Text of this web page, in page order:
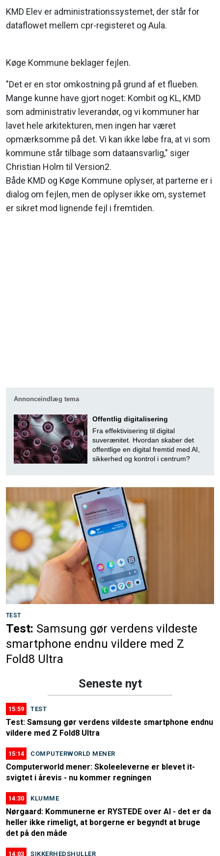
KMD Elev er administrationssystemet, der står for
dataflowet mellem cpr-registeret og Aula.
Køge Kommune beklager fejlen.
"Det er en stor omkostning på grund af et flueben.
Mange kunne have gjort noget: Kombit og KL, KMD
som administrativ leverandør, og vi kommuner har
lavet hele arkitekturen, men ingen har været
opmærksomme på det. Vi kan ikke løbe fra, at vi som
kommune står tilbage som dataansvarlig," siger
Christian Holm til Version2.
Både KMD og Køge Kommune oplyser, at parterne er i
dialog om fejlen, men de oplyser ikke om, systemet
er sikret mod lignende fejl i fremtiden.
Annonceindlæg tema
Offentlig digitalisering
Fra effektivisering til digital
suverænitet. Hvordan skaber det
offentlige en digital fremtid med AI,
sikkerhed og kontrol i centrum?
TEST
Test: Samsung gør verdens vildeste
smartphone endnu vildere med Z
Fold8 Ultra
Seneste nyt
15:59 TEST
Test: Samsung gør verdens vildeste smartphone endnu
vildere med Z Fold8 Ultra
15:14 COMPUTERWORLD MENER
Computerworld mener: Skoleeleverne er blevet it-
svigtet i årevis - nu kommer regningen
14:30 KLUMME
Nørgaard: Kommunerne er RYSTEDE over AI - det er da
heller ikke rimeligt, at borgerne er begyndt at bruge
det på den måde
14:03 SIKKERHEDSHULLER